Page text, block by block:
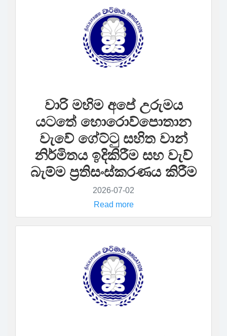
වාරි මහිම අපේ උරුමය
යටතේ හොරොව්පොතාන
වැවේ ගේට්ටු සහිත වාන්
නිර්මිතය ඉදිකිරීම සහ වැව්
බැම්ම ප්‍රතිසංස්කරණය කිරීම
2026-07-02
Read more